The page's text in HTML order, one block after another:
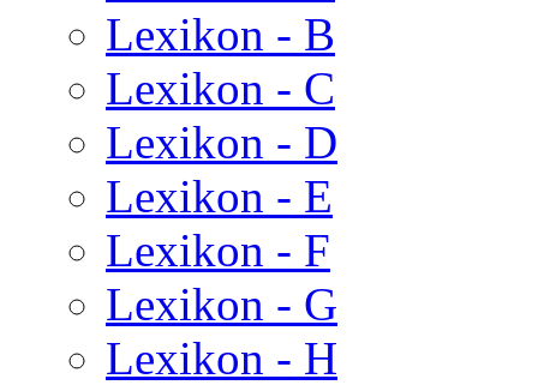
Lexikon - B
Lexikon - C
Lexikon - D
Lexikon - E
Lexikon - F
Lexikon - G
Lexikon - H